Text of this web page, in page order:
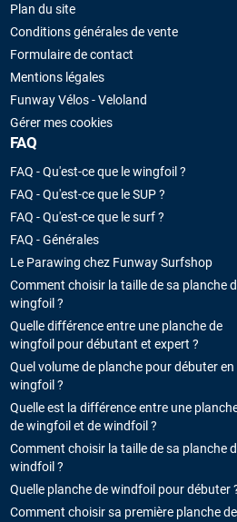
Plan du site
Conditions générales de vente
Formulaire de contact
Mentions légales
Funway Vélos - Veloland
Gérer mes cookies
FAQ
FAQ - Qu'est-ce que le wingfoil ?
FAQ - Qu'est-ce que le SUP ?
FAQ - Qu'est-ce que le surf ?
FAQ - Générales
Le Parawing chez Funway Surfshop
Comment choisir la taille de sa planche
wingfoil ?
Quelle différence entre une planche de
wingfoil pour débutant et expert ?
Quel volume de planche pour débuter en
wingfoil ?
Quelle est la différence entre une
de wingfoil et de windfoil ?
Comment choisir la taille de sa planche
windfoil ?
Quelle planche de windfoil pour débuter
Comment choisir sa première planche de